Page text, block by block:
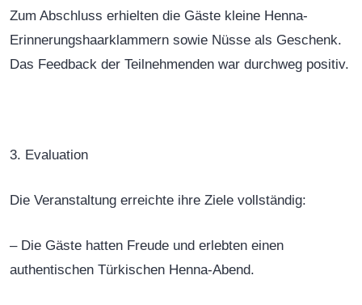
Zum Abschluss erhielten die Gäste kleine Henna-
Erinnerungshaarklammern sowie Nüsse als Geschenk.
Das Feedback der Teilnehmenden war durchweg positiv.
3. Evaluation
Die Veranstaltung erreichte ihre Ziele vollständig:
– Die Gäste hatten Freude und erlebten einen
authentischen Türkischen Henna-Abend.